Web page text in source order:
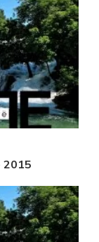
2015